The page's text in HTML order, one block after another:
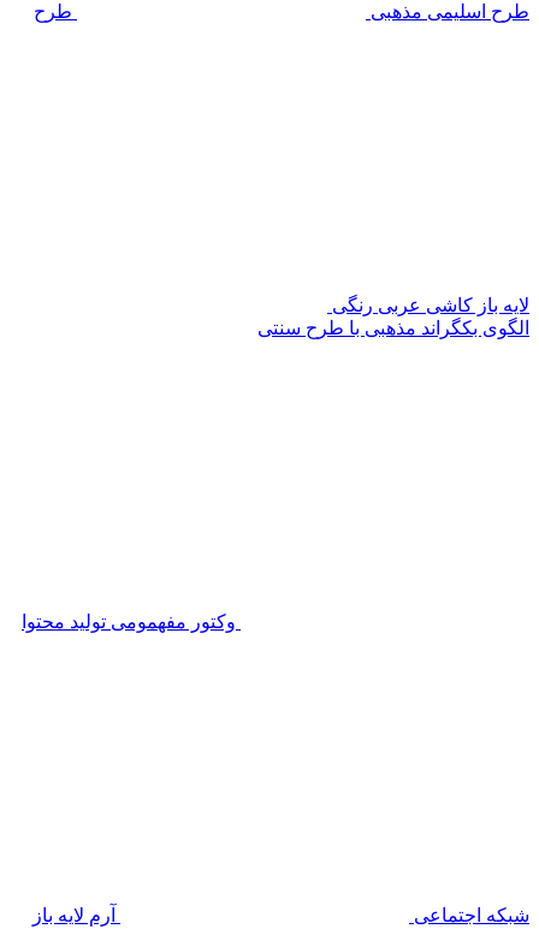
طرح اسلیمی مذهبی طرح
لایه باز کاشی عربی رنگی
الگوی بکگراند مذهبی با طرح سنتی
وکتور مفهمومی تولید محتوا
شبکه اجتماعی آرم لایه باز